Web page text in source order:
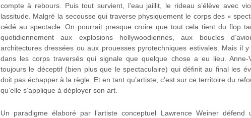
compte à rebours. Puis tout survient, l’eau jaillit, le rideau s’élève avec
lassitude. Malgré la secousse qui traverse physiquement le corps des «
cédé au spectacle. On pourrait presque croire que tout cela tient du flop
quotidiennement aux explosions hollywoodiennes, aux boucles
architectures dressées ou aux prouesses pyrotechniques estivales. Mais il
dans les corps traversés qui signale que quelque chose a eu lieu. Anne-
toujours le déceptif (bien plus que le spectaculaire) qui définit au final les
doit pas échapper à la règle. Et en tant qu’artiste, c’est sur ce territoire du
qu’elle s’applique à déployer son art.
Un paradigme élaboré par l’artiste conceptuel Lawrence Weiner défend